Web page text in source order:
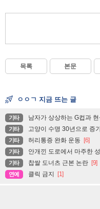
목록 본문
ㅇㅇㄱ 지금 뜨는 글
기타 남자가 상상하는 G컵과 현
기타 고양이 수명 30년으로 증
기타 허리통증 완화 운동 [6]
기타 안개낀 도로에서 마주한
기타 찹쌀 도너츠 근본 논란 [9]
연예 클릭 금지 [1]